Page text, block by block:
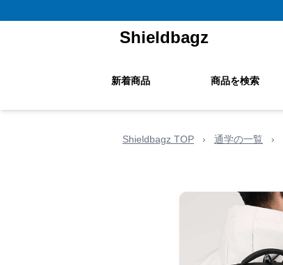
Shieldbagz
新着商品 商品を検索
Shieldbagz TOP › 通学の一覧 ›